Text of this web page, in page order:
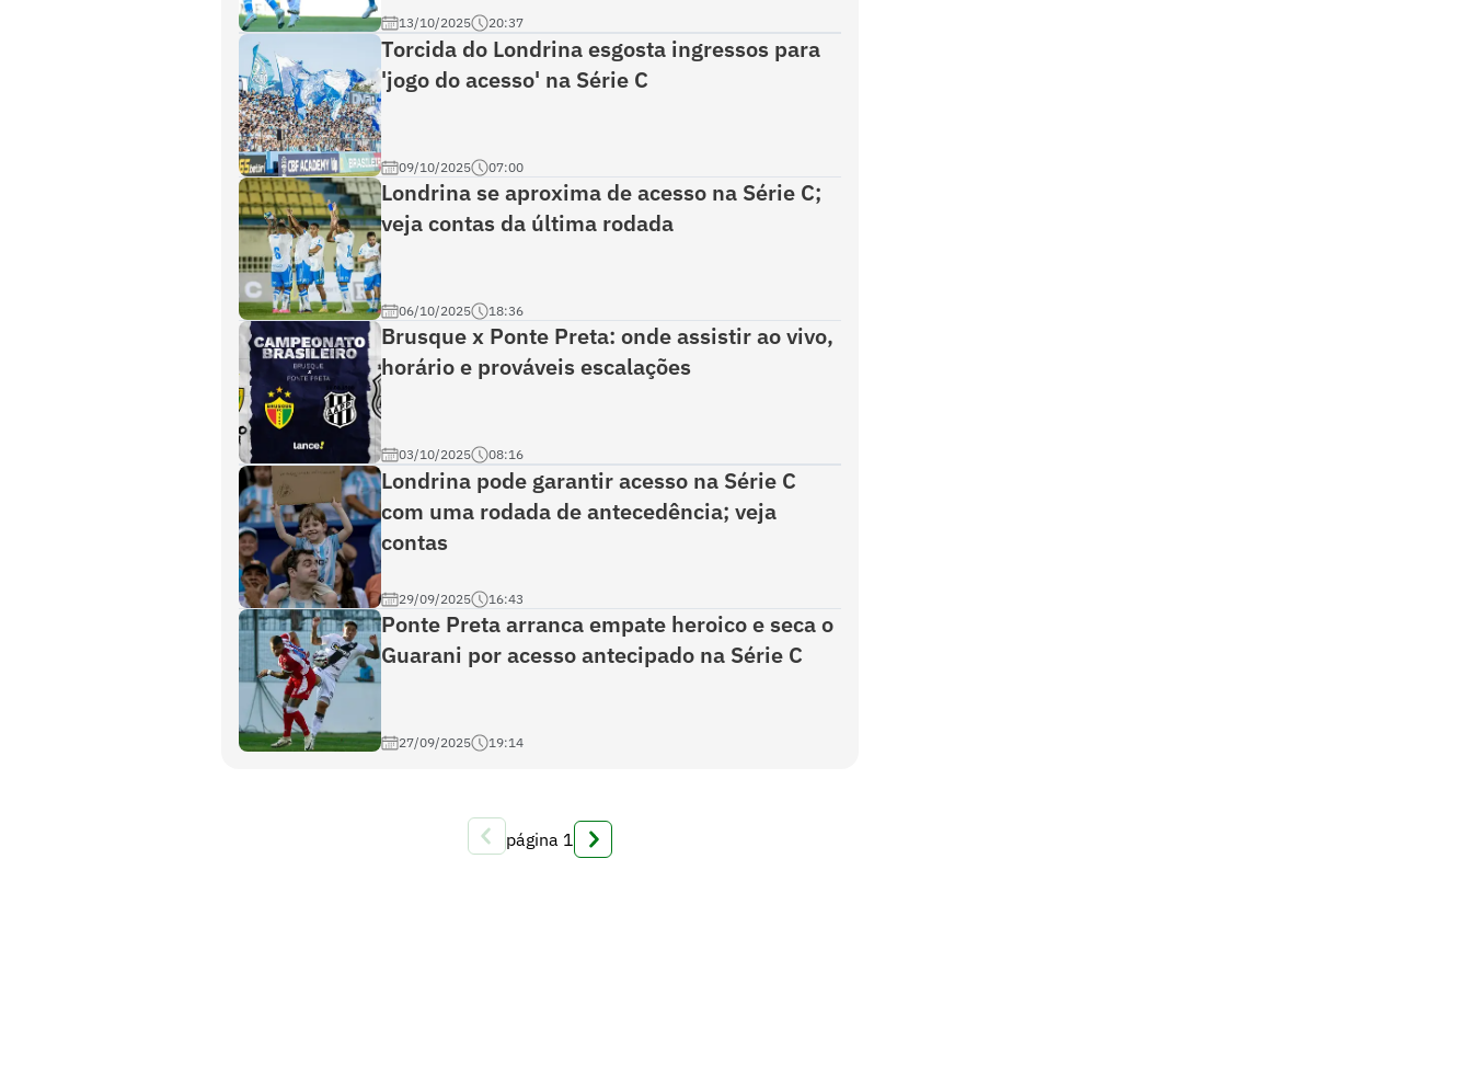
13/10/2025 20:37
Torcida do Londrina esgosta ingressos para
'jogo do acesso' na Série C
09/10/2025 07:00
Londrina se aproxima de acesso na Série C;
veja contas da última rodada
06/10/2025 18:36
Brusque x Ponte Preta: onde assistir ao vivo,
horário e prováveis escalações
03/10/2025 08:16
Londrina pode garantir acesso na Série C
com uma rodada de antecedência; veja
contas
29/09/2025 16:43
Ponte Preta arranca empate heroico e seca o
Guarani por acesso antecipado na Série C
27/09/2025 19:14
página 1